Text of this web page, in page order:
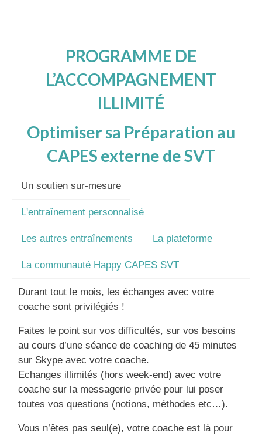
PROGRAMME DE
L’ACCOMPAGNEMENT
ILLIMITÉ
Optimiser sa Préparation au
CAPES externe de SVT
Un soutien sur-mesure
L'entraînement personnalisé
Les autres entraînements La plateforme
La communauté Happy CAPES SVT
Durant tout le mois, les échanges avec votre
coache sont privilégiés !
Faites le point sur vos difficultés, sur vos besoins
au cours d’une séance de coaching de 45 minutes
sur Skype avec votre coache.
Echanges illimités (hors week-end) avec votre
coache sur la messagerie privée pour lui poser
toutes vos questions (notions, méthodes etc…).
Vous n’êtes pas seul(e), votre coache est là pour